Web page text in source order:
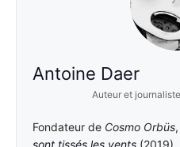
Antoine Daer
Auteur et
Fondateur de Cosmo Orbüs